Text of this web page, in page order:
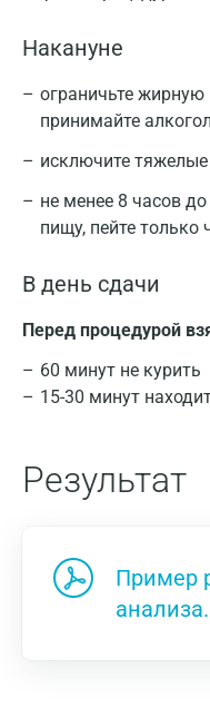
Накануне
ограничьте
принимайте
исключите
не менее 8 часов
пищу, пейте только
В день сдачи
Перед процедурой
60 минут не курить
15-30 минут
Результат
Пример